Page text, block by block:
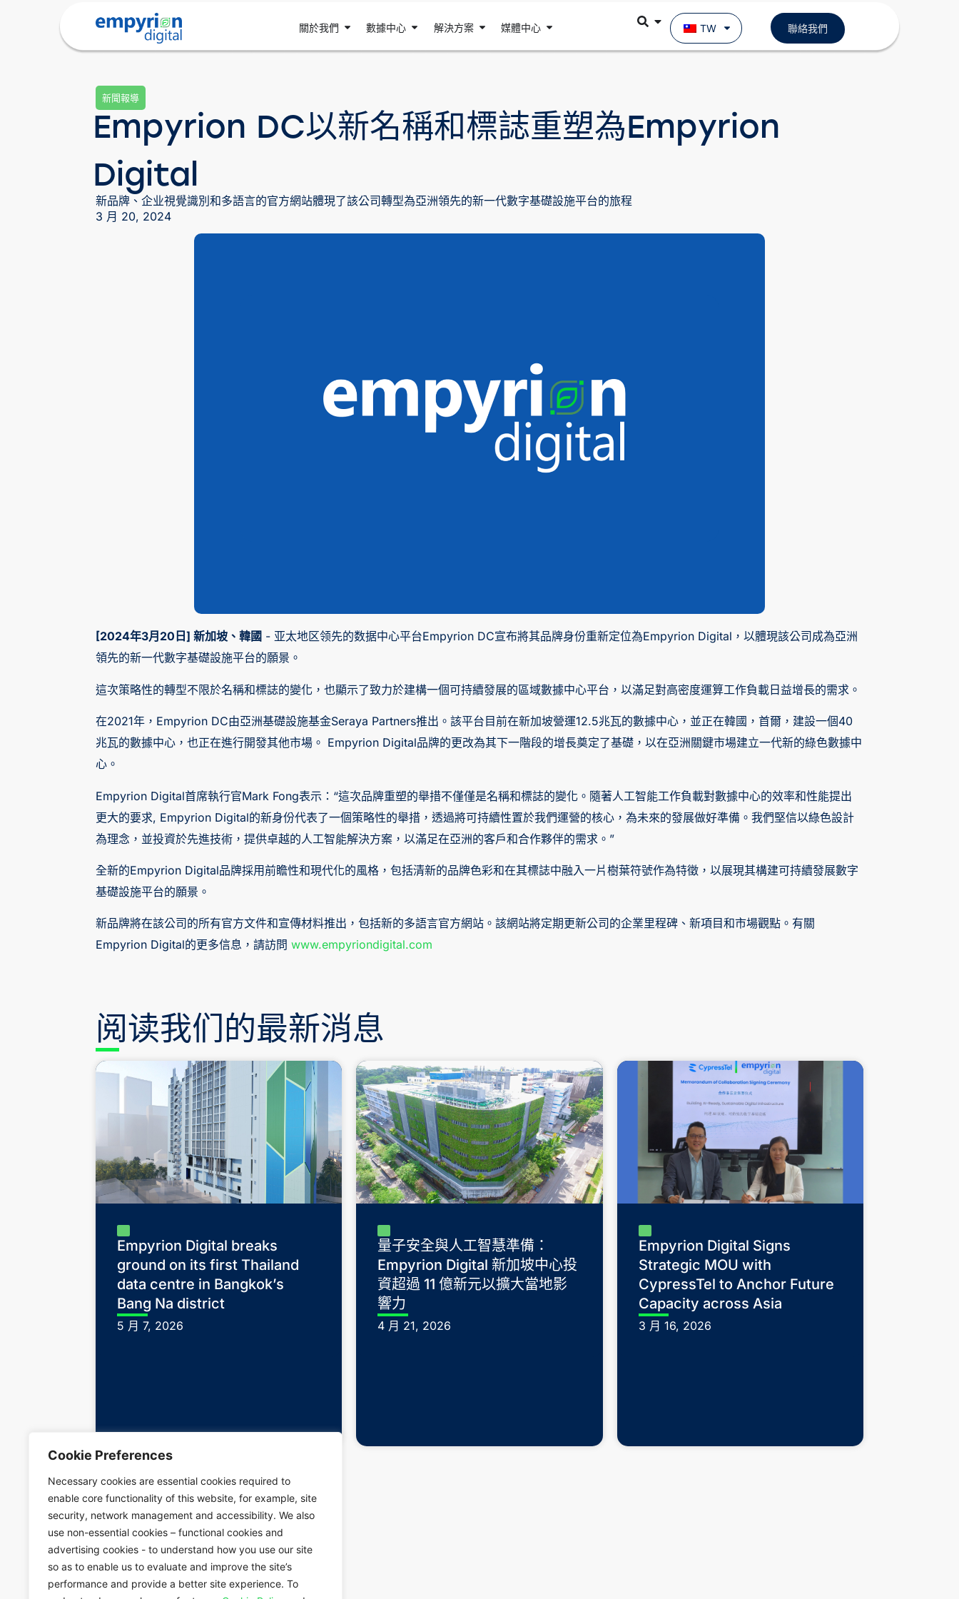
Cookie Preferences
Necessary cookies are essential cookies required to
enable core functionality of this website, for example, site
security, network management and accessibility. We also
use non-essential cookies – functional cookies and
advertising cookies - to understand how you use our site
so as to enable us to evaluate and improve the site’s
performance and provide a better site experience. To
關於我們 數據中心 解決方案 媒體中心 TW 聯絡我們
新聞報導
Empyrion DC以新名稱和標誌重塑為Empyrion
Digital
新品牌、企业視覺識別和多語言的官方網站體現了該公司轉型為亞洲領先的新一代數字基礎設施平台的旅程
3 月 20, 2024
[2024年3月20日] 新加坡、韓國 - 亚太地区领先的数据中心平台Empyrion DC宣布將其品牌身份重新定位為Empyrion Digital，以體現該公司成為亞洲
領先的新一代數字基礎設施平台的願景。
這次策略性的轉型不限於名稱和標誌的變化，也顯示了致力於建構一個可持續發展的區域數據中心平台，以滿足對高密度運算工作負載日益增長的需求。
在2021年，Empyrion DC由亞洲基礎設施基金Seraya Partners推出。該平台目前在新加坡營運12.5兆瓦的數據中心，並正在韓國，首爾，建設一個40
兆瓦的數據中心，也正在進行開發其他市場。 Empyrion Digital品牌的更改為其下一階段的增長奠定了基礎，以在亞洲關鍵市場建立一代新的綠色數據中
心。
Empyrion Digital首席執行官Mark Fong表示：“這次品牌重塑的舉措不僅僅是名稱和標誌的變化。隨著人工智能工作負載對數據中心的效率和性能提出
更大的要求, Empyrion Digital的新身份代表了一個策略性的舉措，透過將可持續性置於我們運營的核心，為未來的發展做好準備。我們堅信以綠色設計
為理念，並投資於先進技術，提供卓越的人工智能解決方案，以滿足在亞洲的客戶和合作夥伴的需求。”
全新的Empyrion Digital品牌採用前瞻性和現代化的風格，包括清新的品牌色彩和在其標誌中融入一片樹葉符號作為特徵，以展現其構建可持續發展數字
基礎設施平台的願景。
新品牌將在該公司的所有官方文件和宣傳材料推出，包括新的多語言官方網站。該網站將定期更新公司的企業里程碑、新項目和市場觀點。有關
Empyrion Digital的更多信息，請訪問www.empyriondigital.com
阅读我们的最新消息
Empyrion Digital breaks
ground on its first Thailand
data centre in Bangkok’s
Bang Na district
5 月 7, 2026
量子安全與人工智慧準備：
Empyrion Digital 新加坡中心投
資超過 11 億新元以擴大當地影
響力
4 月 21, 2026
Empyrion Digital Signs
Strategic MOU with
CypressTel to Anchor Future
Capacity across Asia
3 月 16, 2026